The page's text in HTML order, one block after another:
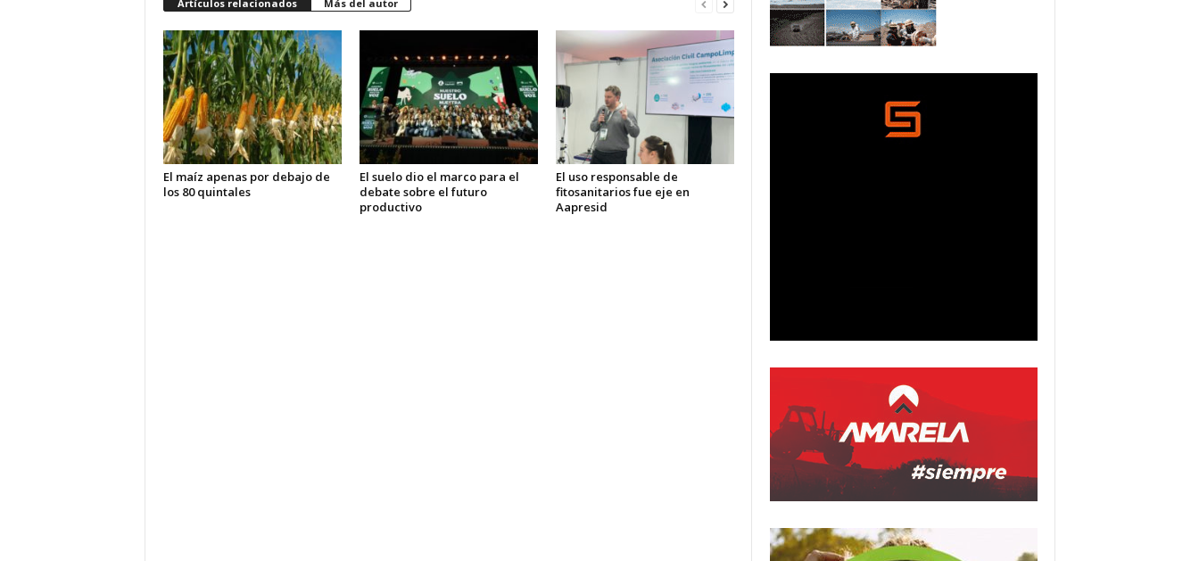
Artículos relacionados Más del autor
El maíz apenas por debajo de
los 80 quintales
El suelo dio el marco para el
debate sobre el futuro
productivo
El uso responsable de
fitosanitarios fue eje en
Aapresid